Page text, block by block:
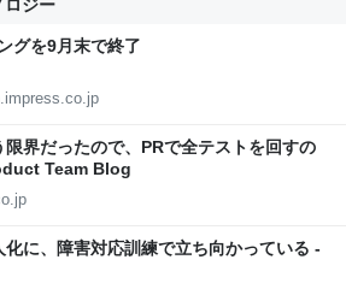
ロジー
グを9月末で終了
界だったので、PRで全テストを回すの
Team Blog
に、障害対応訓練で立ち向かっている -